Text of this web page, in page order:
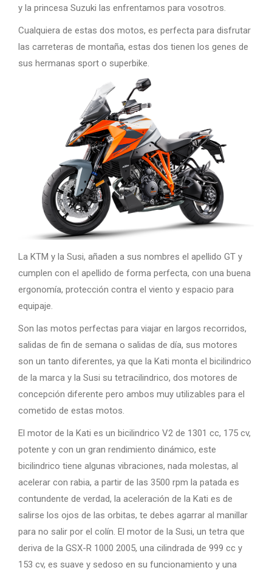
y la princesa Suzuki las enfrentamos para vosotros.
Cualquiera de estas dos motos, es perfecta para disfrutar
las carreteras de montaña, estas dos tienen los genes de
sus hermanas sport o superbike.
La KTM y la Susi, añaden a sus nombres el apellido GT y
cumplen con el apellido de forma perfecta, con una buena
ergonomía, protección contra el viento y espacio para
equipaje.
Son las motos perfectas para viajar en largos recorridos,
salidas de fin de semana o salidas de día, sus motores
son un tanto diferentes, ya que la Kati monta el bicilindrico
de la marca y la Susi su tetracilindrico, dos motores de
concepción diferente pero ambos muy utilizables para el
cometido de estas motos.
El motor de la Kati es un bicilindrico V2 de 1301 cc, 175 cv,
potente y con un gran rendimiento dinámico, este
bicilindrico tiene algunas vibraciones, nada molestas, al
acelerar con rabia, a partir de las 3500 rpm la patada es
contundente de verdad, la aceleración de la Kati es de
salirse los ojos de las orbitas, te debes agarrar al manillar
para no salir por el colín. El motor de la Susi, un tetra que
deriva de la GSX-R 1000 2005, una cilindrada de 999 cc y
153 cv, es suave y sedoso en su funcionamiento y una